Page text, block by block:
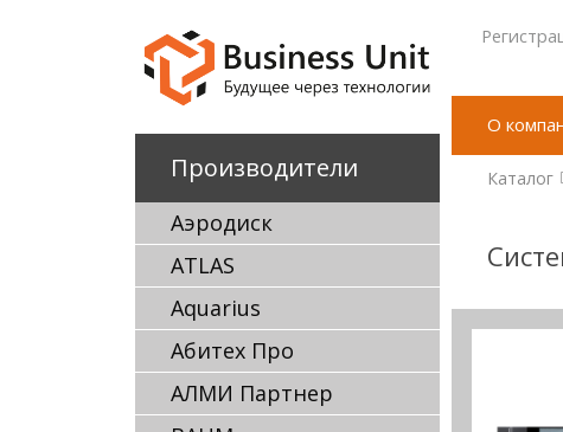
Производители
Аэродиск
ATLAS
Aquarius
Абитех Про
АЛМИ Партнер
О
Каталог